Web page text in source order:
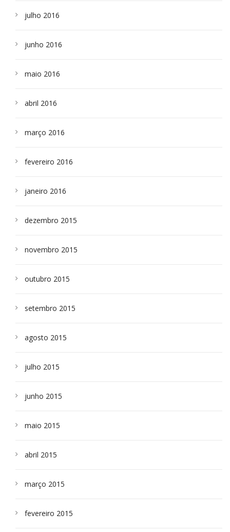
julho 2016
junho 2016
maio 2016
abril 2016
março 2016
fevereiro 2016
janeiro 2016
dezembro 2015
novembro 2015
outubro 2015
setembro 2015
agosto 2015
julho 2015
junho 2015
maio 2015
abril 2015
março 2015
fevereiro 2015